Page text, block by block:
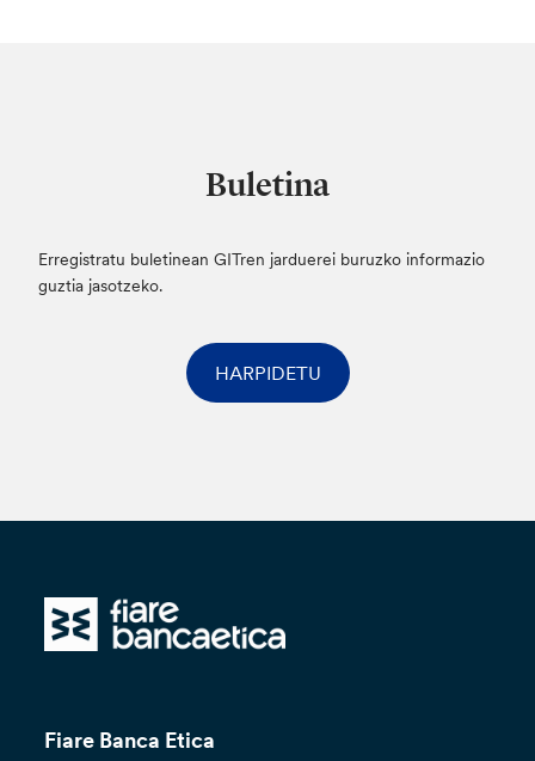
Buletina
Erregistratu buletinean GITren jarduerei buruzko informazio
guztia jasotzeko.
HARPIDETU
Fiare Banca Etica